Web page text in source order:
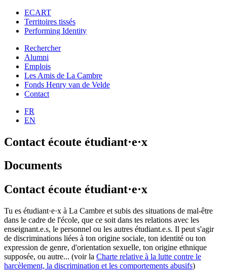
ECART
Territoires tissés
Performing Identity
Rechercher
Alumni
Emplois
Les Amis de La Cambre
Fonds Henry van de Velde
Contact
FR
EN
Contact écoute étudiant·e·x
Documents
Contact écoute étudiant·e·x
Tu es étudiant·e·x à La Cambre et subis des situations de mal-être
dans le cadre de l'école, que ce soit dans tes relations avec les
enseignant.e.s, le personnel ou les autres étudiant.e.s. Il peut s'agir
de discriminations liées à ton origine sociale, ton identité ou ton
expression de genre, d'orientation sexuelle, ton origine ethnique
supposée, ou autre... (voir la Charte relative à la lutte contre le
harcèlement, la discrimination et les comportements abusifs)